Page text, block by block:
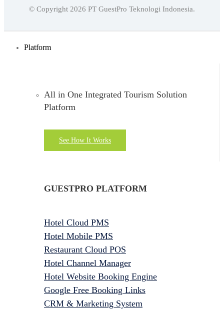
© Copyright 2026 PT GuestPro Teknologi Indonesia.
English
Indonesian
Platform
All in One Integrated Tourism Solution
Platform
See How It Works
GUESTPRO PLATFORM
Hotel Cloud PMS
Hotel Mobile PMS
Restaurant Cloud POS
Hotel Channel Manager
Hotel Website Booking Engine
Google Free Booking Links
CRM & Marketing System